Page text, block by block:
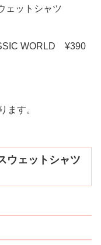
ェットシャツ
WORLD ¥390
ます。
ウェットシャツ